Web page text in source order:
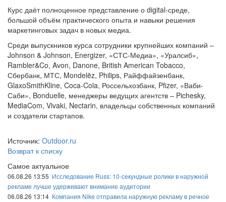
Курс даёт полноценное представление о digital-среде,
большой объём практического опыта и навыки решения
маркетинговых задач в новых медиа.
Среди выпускников курса сотрудники крупнейших компаний –
Johnson & Johnson, Energizer, «СТС-Медиа», «Уралсиб»,
Rambler&Co, Avon, Danone, British American Tobacco,
Сбербанк, МТС, Mondelēz, Philips, Райффайзенбанк,
GlaxoSmithKline, Coca-Cola, Россельхозбанк, Pfizer, «Ваби-
Саби», Bonduelle, менеджеры ведущих агентств – Pichesky,
MediaCom, Vivaki, Nectarin, владельцы собственных компаний
и создатели стартапов.
Источник: Outdoor.ru
Возврат к списку
Самое актуальное
06.08.26 13:55 Исследование Russ: 10-секундные ролики в наружной
рекламе лучше удерживают внимание аудитории
06.08.26 13:14 Компания Nike отправила наружную рекламу в речное